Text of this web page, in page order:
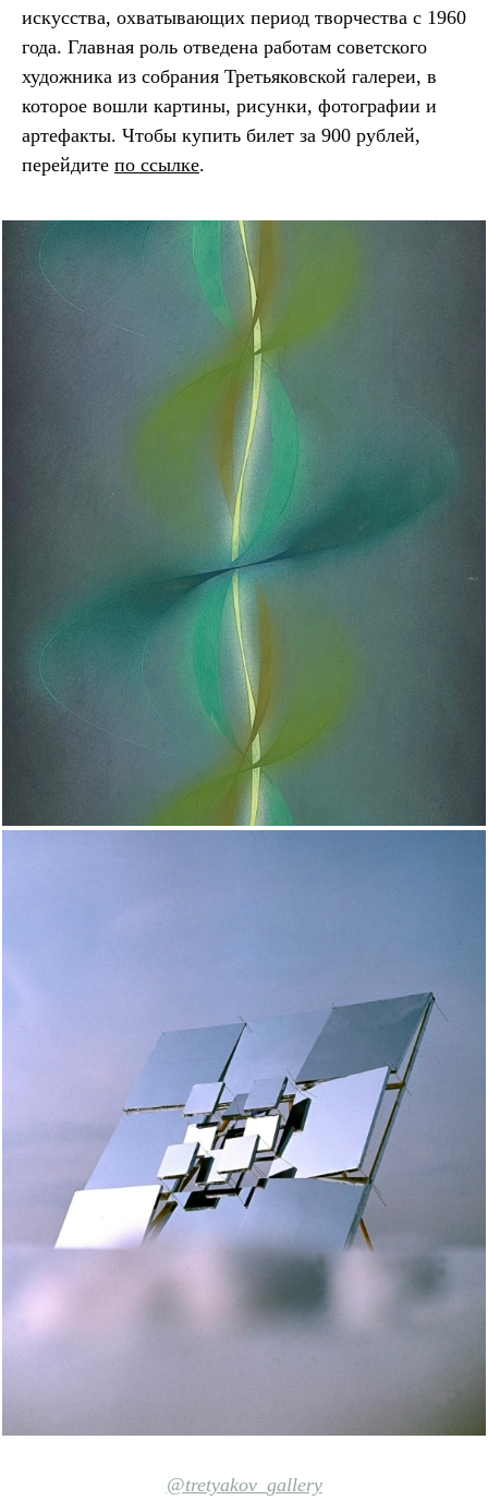
искусства, охватывающих период творчества с 1960
года. Главная роль отведена работам советского
художника из собрания Третьяковской галереи, в
которое вошли картины, рисунки, фотографии и
артефакты. Чтобы купить билет за 900 рублей,
перейдите по ссылке.
@tretyakov_gallery